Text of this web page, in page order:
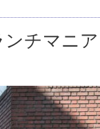
ンチマニ